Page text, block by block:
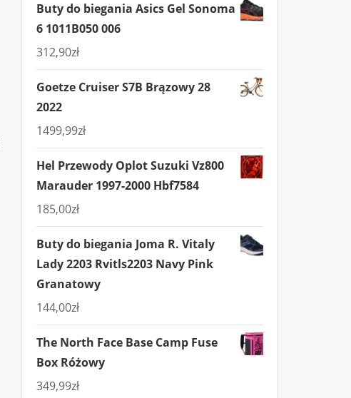
Buty do biegania Asics Gel Sonoma
6 1011B050 006
312,90zł
Goetze Cruiser S7B Brązowy 28
2022
1499,99zł
Hel Przewody Oplot Suzuki Vz800
Marauder 1997-2000 Hbf7584
185,00zł
Buty do biegania Joma R. Vitaly
Lady 2203 Rvitls2203 Navy Pink
Granatowy
144,00zł
The North Face Base Camp Fuse
Box Różowy
349,99zł